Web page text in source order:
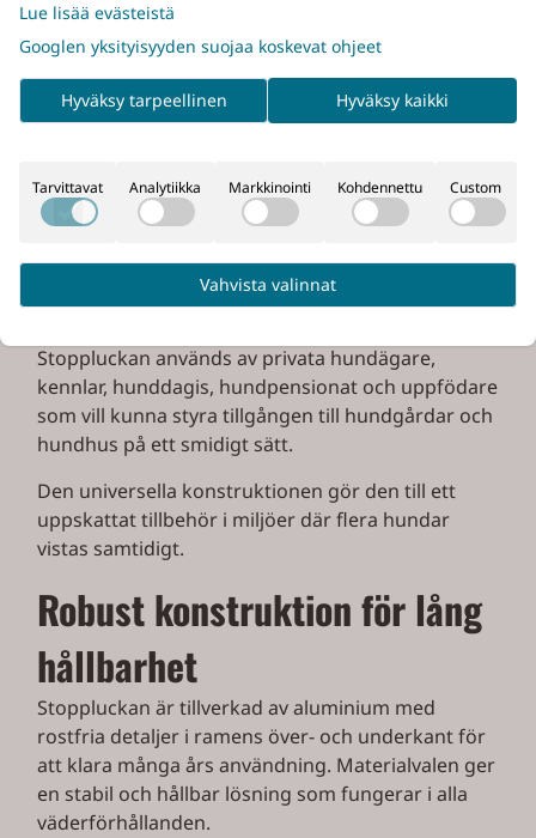
Stoppluckan är en praktisk lösning för dig som vill
kunna stänga hundluckan vid behov. Genom att
enkelt sänka luckan kan du förhindra att hunden
går ut eller in under natten eller vid andra tillfällen
då du vill ha full kontroll över hundens rörelser.
och för dig som hundägare.
Utvecklad för både hem och
professionell verksamhet
Stoppluckan används av privata hundägare,
kennlar, hunddagis, hundpensionat och uppfödare
som vill kunna styra tillgången till hundgårdar och
hundhus på ett smidigt sätt.
Den universella konstruktionen gör den till ett
uppskattat tillbehör i miljöer där flera hundar
vistas samtidigt.
Robust konstruktion för lång
hållbarhet
Stoppluckan är tillverkad av aluminium med
rostfria detaljer i ramens över- och underkant för
att klara många års användning. Materialvalen ger
en stabil och hållbar lösning som fungerar i alla
väderförhållanden.
Lue lisää evästeistä
Googlen yksityisyyden suojaa koskevat ohjeet
Hyväksy tarpeellinen Hyväksy kaikki
Tarvittavat Analytiikka Markkinointi Kohdennettu Custom
Vahvista valinnat